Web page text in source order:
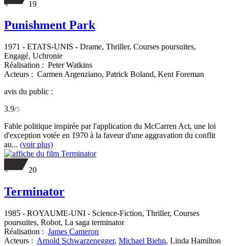
19
Punishment Park
1971 - ETATS-UNIS - Drame, Thriller, Courses poursuites,
Engagé, Uchronie
Réalisation : Peter Watkins
Acteurs : Carmen Argenziano, Patrick Boland, Kent Foreman
avis du public :
3.9/5
Fable politique inspirée par l'application du McCarren Act, une loi
d'exception votée en 1970 à la faveur d'une aggravation du conflit
au... (voir plus)
20
Terminator
1985 - ROYAUME-UNI - Science-Fiction, Thriller, Courses
poursuites, Robot, La saga terminator
Réalisation : James Cameron
Acteurs : Arnold Schwarzenegger, Michael Biehn, Linda Hamilton